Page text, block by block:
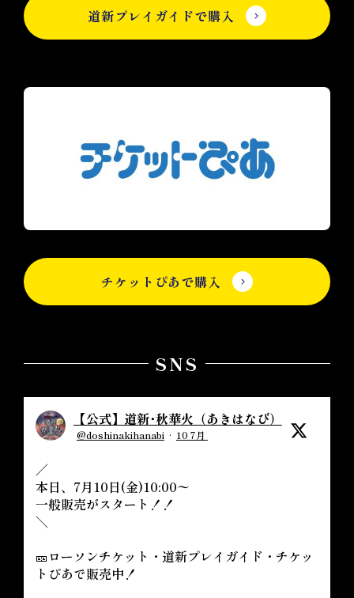
道新プレイガイドで購入
チケットぴあで購入
SNS
【公式】道新･秋華火（あきはなび）
@doshinakihanabi · 10 7月
／
本日、7月10日(金)10:00〜
一般販売がスタート！！
＼
🎫ローソンチケット・道新プレイガイド・チケッ
トぴあで販売中！